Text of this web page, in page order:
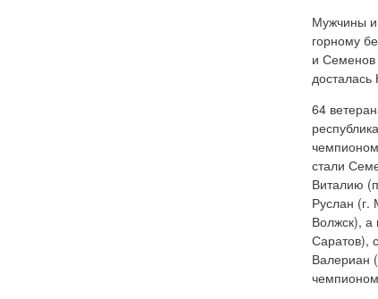
Мужчины и
горному
и
досталась
64
стали
Виталию
Руслан (г.
Волжск), а
Саратов),
Валериан